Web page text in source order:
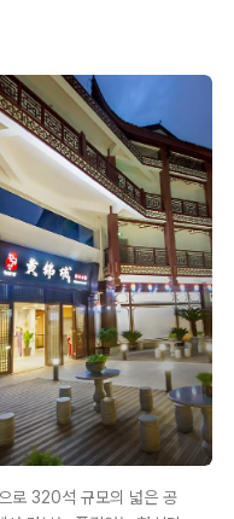
로 320석 규모의 넓은 공